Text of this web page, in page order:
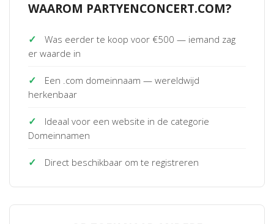
WAAROM PARTYENCONCERT.COM?
✓
Was eerder te koop voor €500 — iemand zag
er waarde in
✓
Een .com domeinnaam — wereldwijd
herkenbaar
✓
Ideaal voor een website in de categorie
Domeinnamen
✓ Direct beschikbaar om te registreren